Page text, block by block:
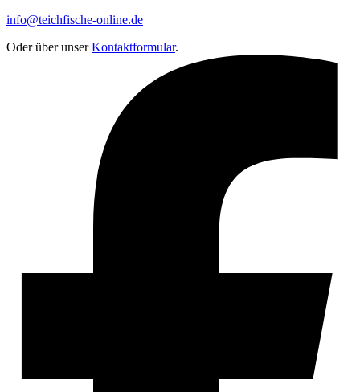
info@teichfische-online.de
Oder über unserKontaktformular.